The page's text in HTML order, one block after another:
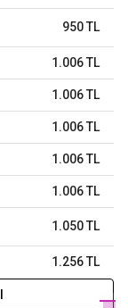
950 TL
1.006 TL
1.006 TL
1.006 TL
1.006 TL
1.006 TL
1.050 TL
1.256 TL